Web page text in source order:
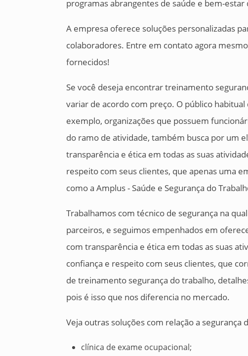
programas abrangentes de saúde e bem-estar
A empresa oferece soluções personalizadas
colaboradores. Entre em contato agora
fornecidos!
Se você deseja encontrar treinamento
variar de acordo com preço. O público
exemplo, organizações que possuem
do ramo de atividade, também busca por um
transparência e ética em todas as suas
respeito com seus clientes, que apenas uma
como a Amplus - Saúde e Segurança do
Trabalhamos com técnico de segurança na
parceiros, e seguimos empenhados em
com transparência e ética em todas as suas
confiança e respeito com seus clientes, que
de treinamento segurança do trabalho,
pois é isso que nos diferencia no mercado.
Veja outras soluções com relação a segurança
clínica de exame ocupacional;